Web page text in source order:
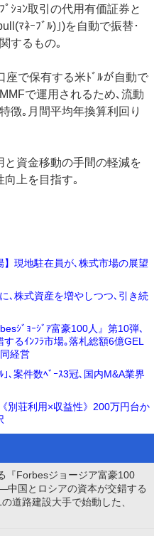
ｼｮﾝ取引の代用有価証券と
ﾏﾈｰﾌﾞﾙ)｣)を自動で振替･
するもの｡
座で保有する米ﾄﾞﾙが自動で
で運用されるため､流動
徴｡月間平均年換算利回り
と資金移動の手間の軽減を
向上を目指す｡
】現地駐在員が､株式市場の展望
､株式資産を増やしつつ､引き続
ｼﾞｮｰｼﾞｱ富豪100人』第10弾､
るｲﾝﾌﾗ市場｡落札総額6億GEL
経営
｣､案件数ﾍﾞｰｽ3冠､国内M&A業界
別荘利用×収益性》200万円台か
『Forbesジョージア富豪100
中国とロシアの資本が交錯する
道路建設大手で始動した、